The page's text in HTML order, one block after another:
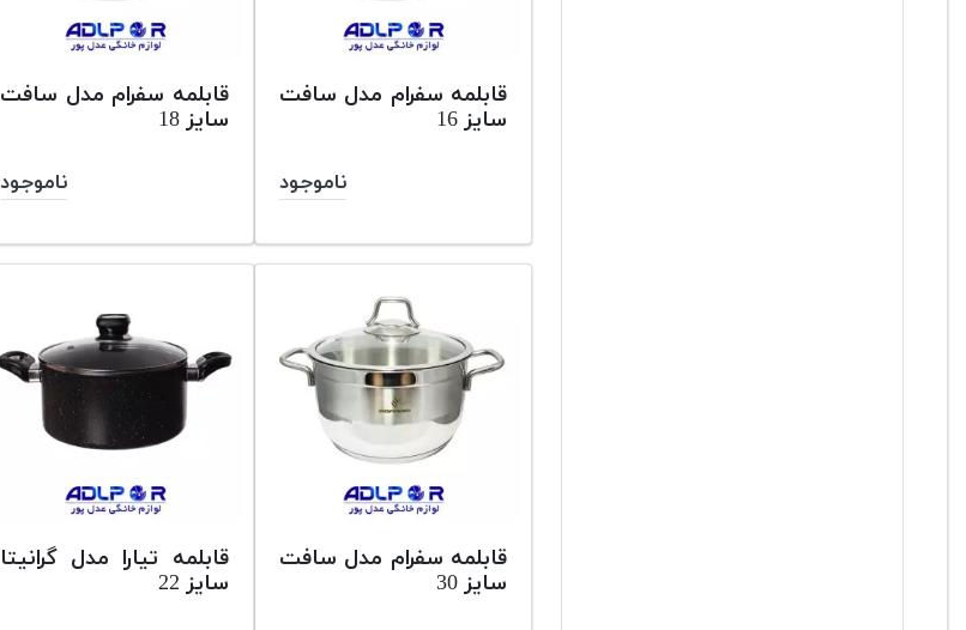
قابلمه سفرام مدل سافت
سایز 16
ناموجود
قابلمه سفرام مدل سافت
سایز 18
ناموجود
قابلمه سفرام مدل سافت
سایز 30
قابلمه تیارا مدل گرانیتا
سایز 22